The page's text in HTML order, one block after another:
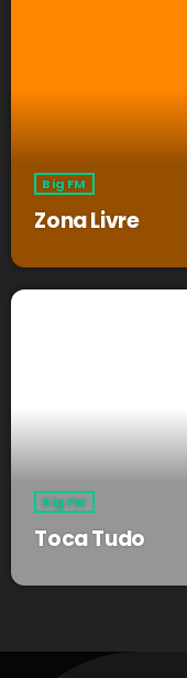
Big FM
Zona Livre
Big FM
Toca Tudo